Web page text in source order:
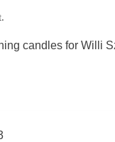
candles for Willi